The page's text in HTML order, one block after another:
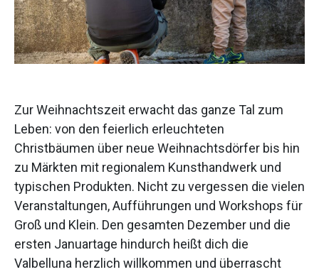
Zur Weihnachtszeit erwacht das ganze Tal zum
Leben: von den feierlich erleuchteten
Christbäumen über neue Weihnachtsdörfer bis hin
zu Märkten mit regionalem Kunsthandwerk und
typischen Produkten. Nicht zu vergessen die vielen
Veranstaltungen, Aufführungen und Workshops für
Groß und Klein. Den gesamten Dezember und die
ersten Januartage hindurch heißt dich die
Valbelluna herzlich willkommen und überrascht